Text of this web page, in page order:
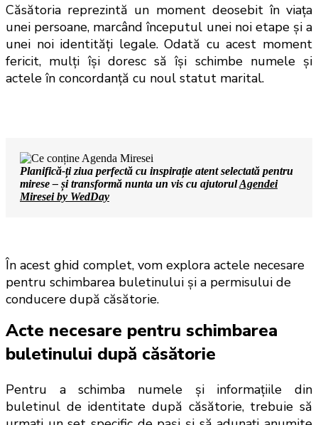
Căsătoria reprezintă un moment deosebit în viața
unei persoane, marcând începutul unei noi etape și a
unei noi identități legale. Odată cu acest moment
fericit, mulți își doresc să își schimbe numele și
actele în concordanță cu noul statut marital.
Planifică-ți ziua perfectă cu inspirație atent selectată pentru
mirese – și transformă nunta un vis cu ajutorulAgendei
Miresei by WedDay
În acest ghid complet, vom explora actele necesare
pentru schimbarea buletinului și a permisului de
conducere după căsătorie.
Acte necesare pentru schimbarea
buletinului după căsătorie
Pentru a schimba numele și informațiile din
buletinul de identitate după căsătorie, trebuie să